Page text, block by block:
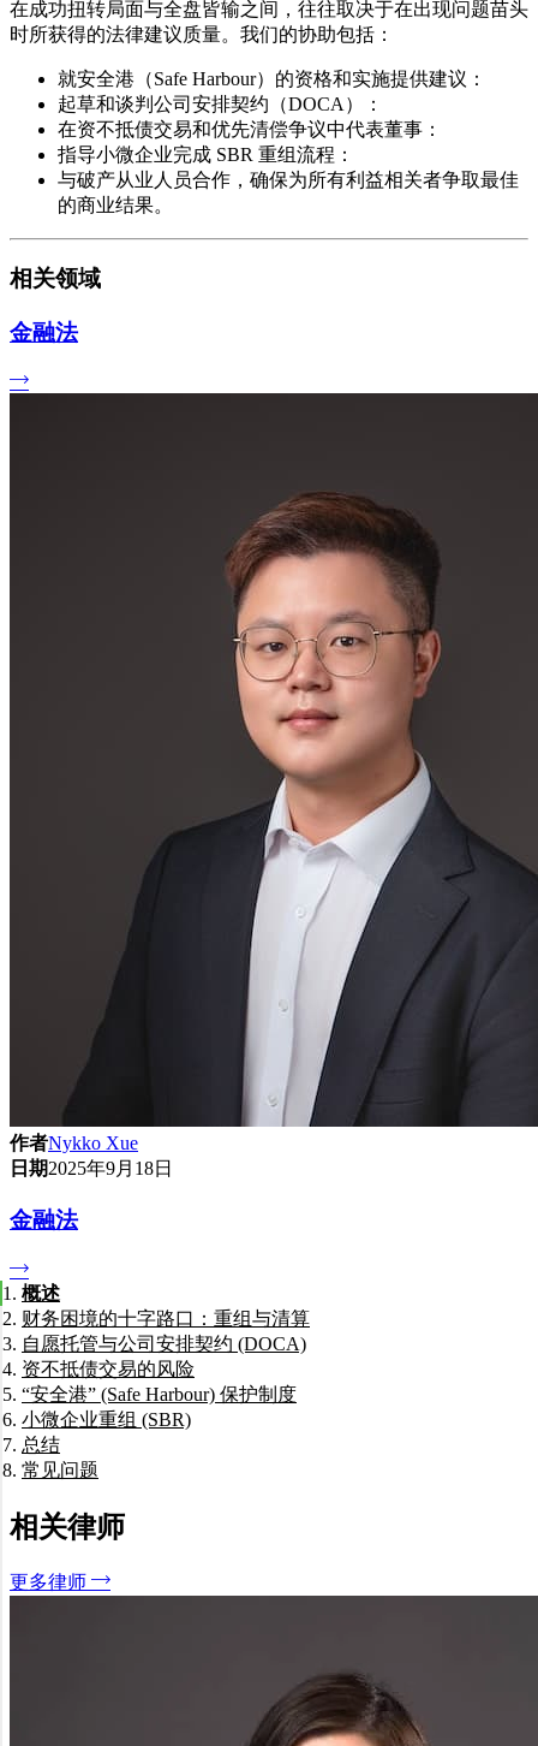
在成功扭转局面与全盘皆输之间，往往取决于在出现问题苗头
时所获得的法律建议质量。我们的协助包括：
就安全港（Safe Harbour）的资格和实施提供建议：
起草和谈判公司安排契约（DOCA）：
在资不抵债交易和优先清偿争议中代表董事：
指导小微企业完成 SBR 重组流程：
与破产从业人员合作，确保为所有利益相关者争取最佳
的商业结果。
相关领域
金融法
作者Nykko Xue
日期2025年9月18日
金融法
概述
财务困境的十字路口：重组与清算
自愿托管与公司安排契约 (DOCA)
资不抵债交易的风险
“安全港” (Safe Harbour) 保护制度
小微企业重组 (SBR)
总结
常见问题
如果我的公司破产了，我会个人被起诉吗？
什么是“凤凰公司”，它合法吗？
签署 DOCA 是否意味着我不需要偿还所有债务？
自愿托管过程通常需要多长时间？
相关律师
更多律师